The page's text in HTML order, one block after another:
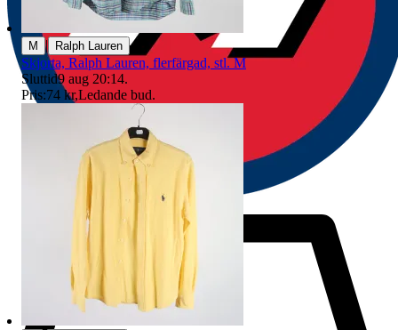
M | Ralph Lauren
Skjorta, Ralph Lauren, flerfärgad, stl. M
Sluttid9 aug 20:14.
Pris:74 kr,Ledande bud.